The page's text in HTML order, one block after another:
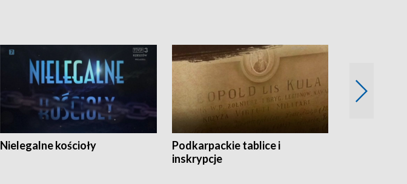
Nielegalne kościoły
Podkarpackie tablice i
inskrypcje